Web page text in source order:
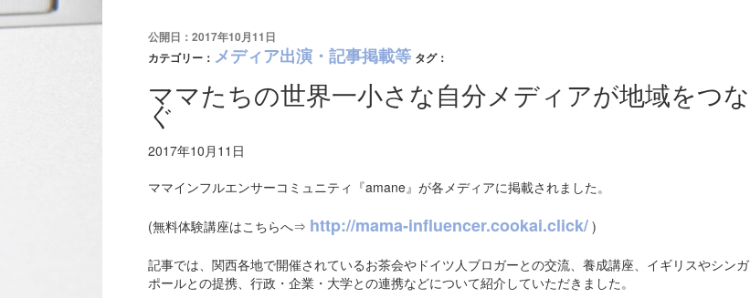
公開日：2017年10月11日
カテゴリー： メディア出演・記事掲載等 タグ：
ママたちの世界一小さな自分メディアが地域をつな
ぐ
2017年10月11日
ママインフルエンサーコミュニティ『amane』が各メディアに掲載されました。
(無料体験講座はこちらへ⇒ http://mama-influencer.cookai.click/ )
記事では、関西各地で開催されているお茶会やドイツ人ブロガーとの交流、養成講座、イギリスやシンガ
ポールとの提携、行政・企業・大学との連携などについて紹介していただきました。